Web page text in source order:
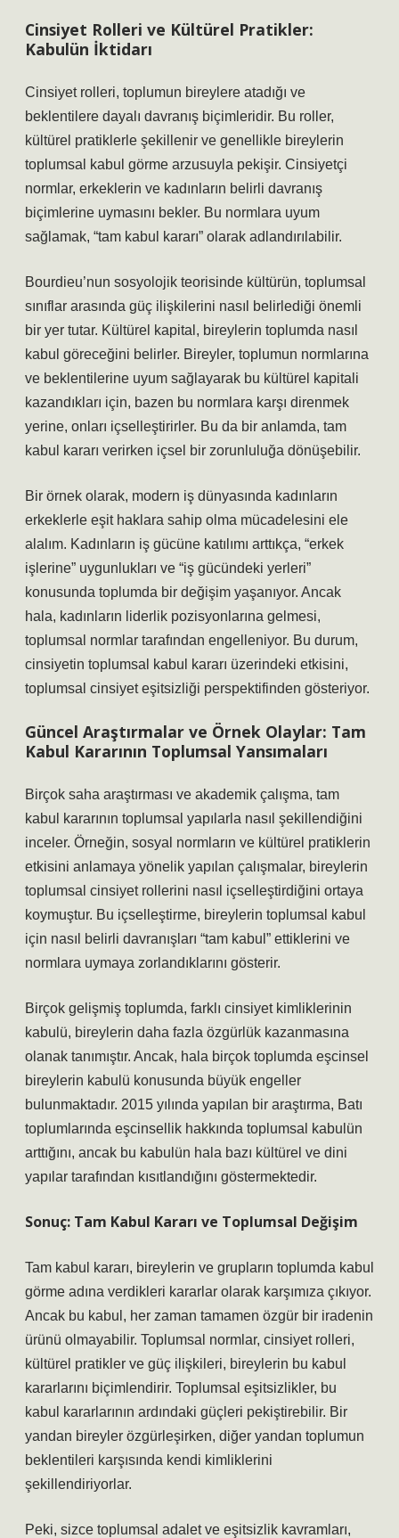
Cinsiyet Rolleri ve Kültürel Pratikler:
Kabulün İktidarı
Cinsiyet rolleri, toplumun bireylere atadığı ve
beklentilere dayalı davranış biçimleridir. Bu roller,
kültürel pratiklerle şekillenir ve genellikle bireylerin
toplumsal kabul görme arzusuyla pekişir. Cinsiyetçi
normlar, erkeklerin ve kadınların belirli davranış
biçimlerine uymasını bekler. Bu normlara uyum
sağlamak, “tam kabul kararı” olarak adlandırılabilir.
Bourdieu’nun sosyolojik teorisinde kültürün, toplumsal
sınıflar arasında güç ilişkilerini nasıl belirlediği önemli
bir yer tutar. Kültürel kapital, bireylerin toplumda nasıl
kabul göreceğini belirler. Bireyler, toplumun normlarına
ve beklentilerine uyum sağlayarak bu kültürel kapitali
kazandıkları için, bazen bu normlara karşı direnmek
yerine, onları içselleştirirler. Bu da bir anlamda, tam
kabul kararı verirken içsel bir zorunluluğa dönüşebilir.
Bir örnek olarak, modern iş dünyasında kadınların
erkeklerle eşit haklara sahip olma mücadelesini ele
alalım. Kadınların iş gücüne katılımı arttıkça, “erkek
işlerine” uygunlukları ve “iş gücündeki yerleri”
konusunda toplumda bir değişim yaşanıyor. Ancak
hala, kadınların liderlik pozisyonlarına gelmesi,
toplumsal normlar tarafından engelleniyor. Bu durum,
cinsiyetin toplumsal kabul kararı üzerindeki etkisini,
toplumsal cinsiyet eşitsizliği perspektifinden gösteriyor.
Güncel Araştırmalar ve Örnek Olaylar: Tam
Kabul Kararının Toplumsal Yansımaları
Birçok saha araştırması ve akademik çalışma, tam
kabul kararının toplumsal yapılarla nasıl şekillendiğini
inceler. Örneğin, sosyal normların ve kültürel pratiklerin
etkisini anlamaya yönelik yapılan çalışmalar, bireylerin
toplumsal cinsiyet rollerini nasıl içselleştirdiğini ortaya
koymuştur. Bu içselleştirme, bireylerin toplumsal kabul
için nasıl belirli davranışları “tam kabul” ettiklerini ve
normlara uymaya zorlandıklarını gösterir.
Birçok gelişmiş toplumda, farklı cinsiyet kimliklerinin
kabulü, bireylerin daha fazla özgürlük kazanmasına
olanak tanımıştır. Ancak, hala birçok toplumda eşcinsel
bireylerin kabulü konusunda büyük engeller
bulunmaktadır. 2015 yılında yapılan bir araştırma, Batı
toplumlarında eşcinsellik hakkında toplumsal kabulün
arttığını, ancak bu kabulün hala bazı kültürel ve dini
yapılar tarafından kısıtlandığını göstermektedir.
Sonuç: Tam Kabul Kararı ve Toplumsal Değişim
Tam kabul kararı, bireylerin ve grupların toplumda kabul
görme adına verdikleri kararlar olarak karşımıza çıkıyor.
Ancak bu kabul, her zaman tamamen özgür bir iradenin
ürünü olmayabilir. Toplumsal normlar, cinsiyet rolleri,
kültürel pratikler ve güç ilişkileri, bireylerin bu kabul
kararlarını biçimlendirir. Toplumsal eşitsizlikler, bu
kabul kararlarının ardındaki güçleri pekiştirebilir. Bir
yandan bireyler özgürleşirken, diğer yandan toplumun
beklentileri karşısında kendi kimliklerini
şekillendiriyorlar.
Peki, sizce toplumsal adalet ve eşitsizlik kavramları,